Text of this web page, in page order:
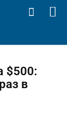
$500:
в